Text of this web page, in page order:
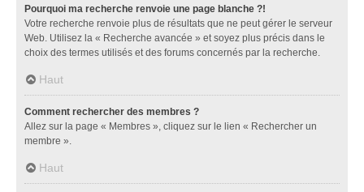
Pourquoi ma recherche renvoie une page blanche ?!
Votre recherche renvoie plus de résultats que ne peut gérer le serveur
Web. Utilisez la « Recherche avancée » et soyez plus précis dans le
choix des termes utilisés et des forums concernés par la recherche.
Haut
Comment rechercher des membres ?
Allez sur la page « Membres », cliquez sur le lien « Rechercher un
membre ».
Haut